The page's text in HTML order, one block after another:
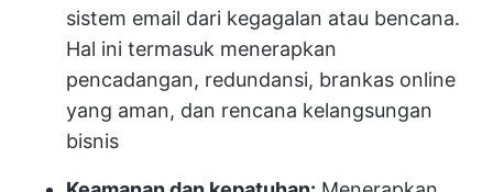
sistem email dari kegagalan atau bencana.
Hal ini termasuk menerapkan
pencadangan, redundansi, brankas online
yang aman, dan rencana kelangsungan
bisnis